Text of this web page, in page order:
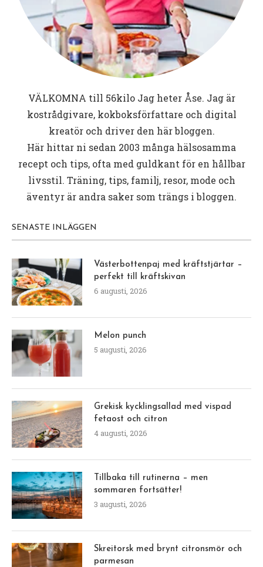
VÄLKOMNA till 56kiloJag heter Åse. Jag är
kostrådgivare, kokboksförfattare och digital
kreatör och driver den här bloggen.
Här hittar ni sedan 2003 många hälsosamma
recept och tips, ofta med guldkant för en hållbar
livsstil. Träning, tips, familj, resor, mode och
äventyr är andra saker som trängs i bloggen.
SENASTE INLÄGGEN
Västerbottenpaj med kräftstjärtar –
perfekt till kräftskivan
6 augusti, 2026
Melon punch
5 augusti, 2026
Grekisk kycklingsallad med vispad
fetaost och citron
4 augusti, 2026
Tillbaka till rutinerna – men
sommaren fortsätter!
3 augusti, 2026
Skreitorsk med brynt citronsmör och
parmesan